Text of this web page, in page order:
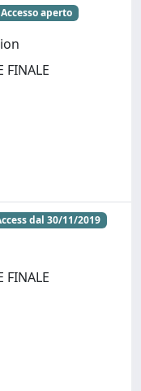
Accesso aperto
FINALE
dal 30/11/2019
FINALE